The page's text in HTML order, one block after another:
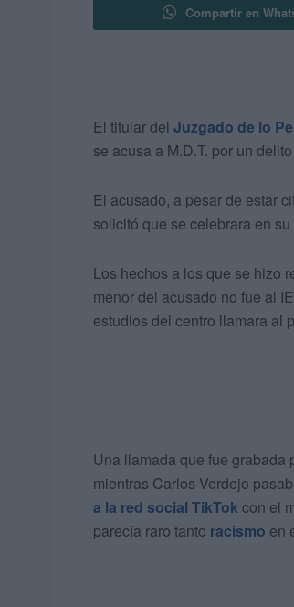
Compartir en
El titular del Juzgado de lo
se acusa a M.D.T. por un
El acusado, a pesar de estar
solicitó que se celebrara en
Los hechos a los que se hizo
menor del acusado no fue al
estudios del centro llamara al
Una llamada que fue grabada
mientras Carlos Verdejo
a la red social TikTokcon el
parecía raro tanto racismo en